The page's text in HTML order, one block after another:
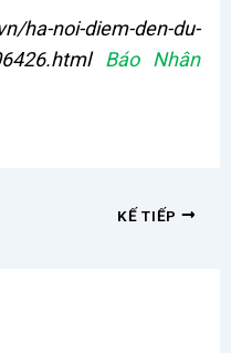
ha-noi-diem-den-du-
Báo Nhân
KẾ TIẾP